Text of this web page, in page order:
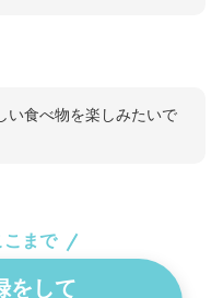
い食べ物を楽しみたいで
こまで
をして